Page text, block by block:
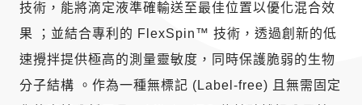
技術，能將滴定液準確輸送至最佳位置以優化混合效
果 ；並結合專利的 FlexSpin™ 技術，透過創新的低
速攪拌提供極高的測量靈敏度，同時保護脆弱的生物
分子結構 。作為一種無標記 (Label-free) 且無需固定